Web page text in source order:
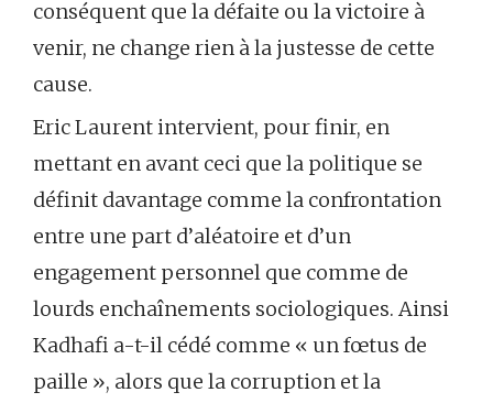
conséquent que la défaite ou la victoire à
venir, ne change rien à la justesse de cette
cause.
Eric Laurent intervient, pour finir, en
mettant en avant ceci que la politique se
définit davantage comme la confrontation
entre une part d’aléatoire et d’un
engagement personnel que comme de
lourds enchaînements sociologiques. Ainsi
Kadhafi a-t-il cédé comme « un fœtus de
paille », alors que la corruption et la